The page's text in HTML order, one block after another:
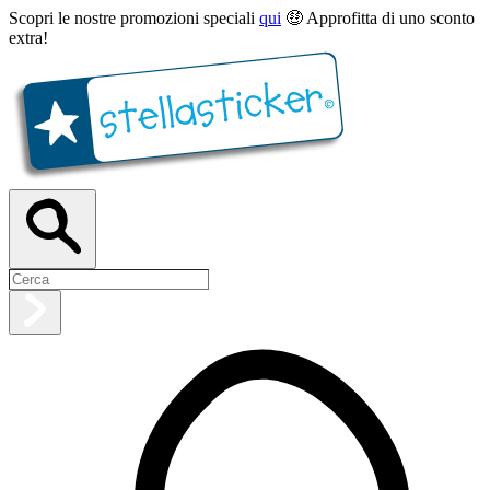
Scopri le nostre promozioni speciali qui 🤑 Approfitta di uno sconto
extra!